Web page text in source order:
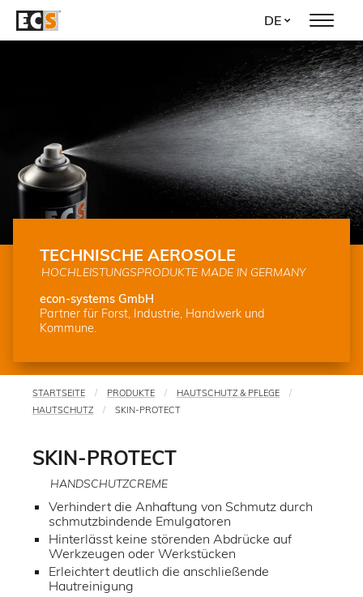
Direkt
zum
DE
TECHNISCHE AEROSOLE
HOCHLEISTUNGSPRODUKTE MADE IN GERMANY
econ-systems GmbH
Partner für Forst, Industrie, Handwerk und
Kommune.
Sie
sind
STARTSEITE PRODUKTE
HAUTSCHUTZ & PFLEGE
HAUTSCHUTZ
SKIN-PROTECT
SKIN-PROTECT
HANDSCHUTZCREME
Verhindert die Anhaftung von Schmutz durch
schmutzbindende Emulgatoren
Hinterlässt keine störenden Abdrücke auf
Werkzeugen oder Werkstücken
Erleichtert deutlich die anschließende
Hautreinigung